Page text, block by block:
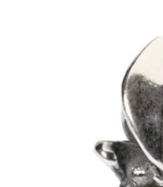
medie 0 i modal